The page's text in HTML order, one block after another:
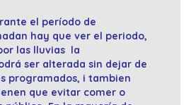
el período de
hay que ver el periodo,
las lluvias la
ser alterada sin dejar de
programados, i tambien
que evitar comer o